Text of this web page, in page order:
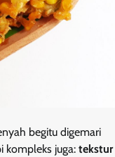
begitu digemari
kompleks juga: tekstur